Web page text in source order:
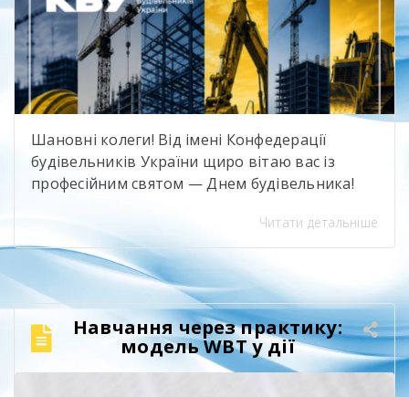
Шановні колеги! Від імені Конфедерації
будівельників України щиро вітаю вас із
професійним святом — Днем будівельника!
всієї нашої професійної спільноти, адже КБУ
відзначає 15-річчя своєї діяльності. Це 15
років спільної праці, взаємної підтримки,
партнерства, розвитку та послідовного
зміцнення будівельної галузі України.
Сьогодні українські будівельники виконують
надзвичайно важливу місію. Попри […]
Читати детальніше
Навчання через практику:
модель WBT у дії